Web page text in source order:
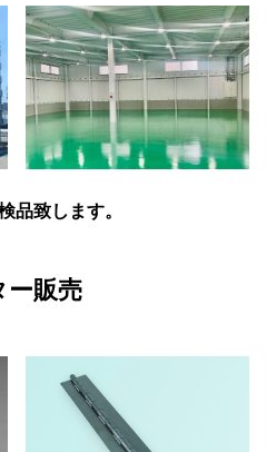
品致します。
ー販売